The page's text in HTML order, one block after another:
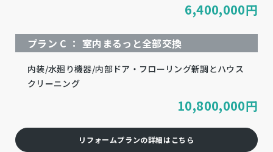
6,400,000円
プラン C ： 室内まるっと全部交換
内装/水廻り機器/内部ドア・フローリング新調とハウス
クリーニング
10,800,000円
リフォームプランの詳細はこちら